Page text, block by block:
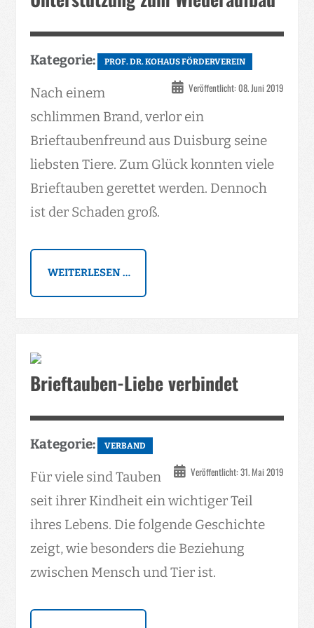
Kategorie: PROF. DR. KOHAUS FÖRDERVEREIN
Veröffentlicht: 08. Juni 2019
Nach einem
schlimmen Brand, verlor ein
Brieftaubenfreund aus Duisburg seine
liebsten Tiere. Zum Glück konnten viele
Brieftauben gerettet werden. Dennoch
ist der Schaden groß.
WEITERLESEN …
Brieftauben-Liebe verbindet
Kategorie: VERBAND
Veröffentlicht: 31. Mai 2019
Für viele sind Tauben
seit ihrer Kindheit ein wichtiger Teil
ihres Lebens. Die folgende Geschichte
zeigt, wie besonders die Beziehung
zwischen Mensch und Tier ist.